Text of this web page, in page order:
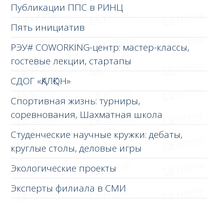
Публикации ППС в РИНЦ
Пять инициатив
РЭУ# COWORKING-центр: мастер-классы,
гостевые лекции, стартапы
СДОГ «ҚАЛҚОН»
Спортивная жизнь: турниры,
соревнования, Шахматная школа
Студенческие научные кружки: дебаты,
круглые столы, деловые игры
Экологические проекты
Эксперты филиала в СМИ